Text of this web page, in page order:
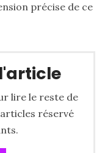
précise de ce
lire le reste de
réservé